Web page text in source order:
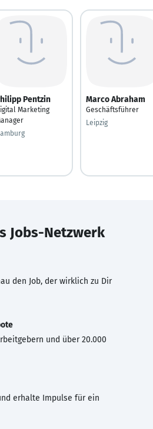
Pentzin
Marketing
Marco Abraham
Geschäftsführer
Leipzig
Jobs-Netzwerk
den Job, der wirklich zu Dir
und über 20.000
erhalte Impulse für ein